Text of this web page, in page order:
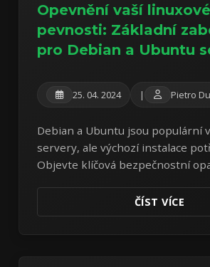
Opevnění vaší linuxové
pevnosti: Základní
pro Debian a Ubuntu
25. 04. 2024 | Pietro
Debian a Ubuntu jsou populární
servery, ale výchozí instalace
Objevte klíčová bezpečnostní
ČÍST VÍCE